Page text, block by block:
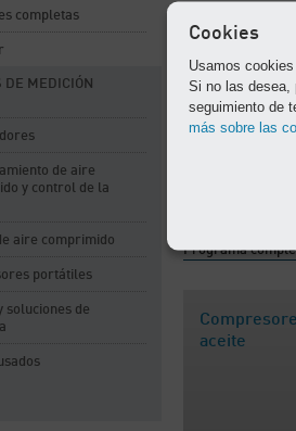
completas
DE MEDICIÓN
de aire
y control de la
aire comprimido
portátiles
soluciones de
Programa
aceite
Cookies
Usamos
Si no las desea,
seguimiento de
más sobre las